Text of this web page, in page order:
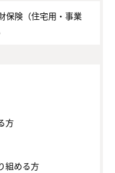
保険（住宅用・事業
方
組める方